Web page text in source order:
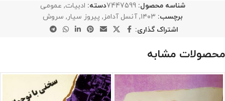
شناسه محصول:7447599دسته: ادبیات, عمومی
برچسب: ۱۴۰۳, آنسل آدامز, پیروز سیار, سروش
اشتراک گذاری:
محصولات مشابه